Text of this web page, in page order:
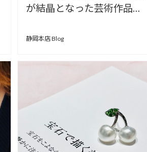
が結晶となった芸術作品
静岡本店 Blog